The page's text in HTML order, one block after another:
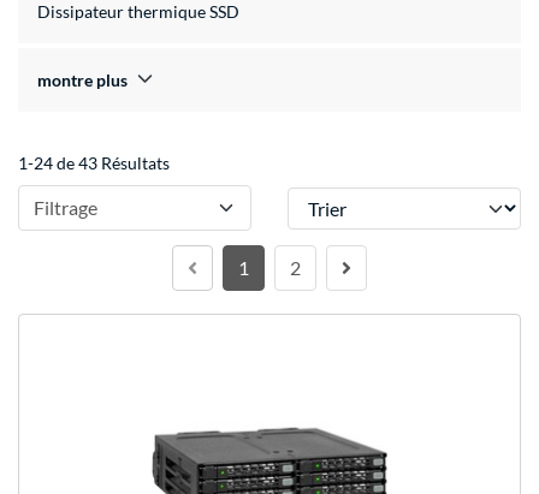
Dissipateur thermique SSD
montre plus
1-24 de 43 Résultats
Filtrage Trier
1 2